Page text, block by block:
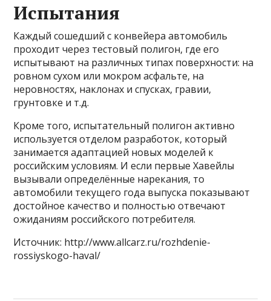
Испытания
Каждый сошедший с конвейера автомобиль
проходит через тестовый полигон, где его
испытывают на различных типах поверхности: на
ровном сухом или мокром асфальте, на
неровностях, наклонах и спусках, гравии,
грунтовке и т.д.
Кроме того, испытательный полигон активно
используется отделом разработок, который
занимается адаптацией новых моделей к
российским условиям. И если первые Хавейлы
вызывали определённые нарекания, то
автомобили текущего года выпуска показывают
достойное качество и полностью отвечают
ожиданиям российского потребителя.
Источник: http://www.allcarz.ru/rozhdenie-
rossiyskogo-haval/